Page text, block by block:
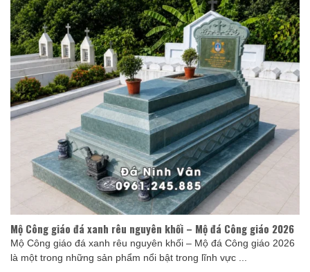
Mộ Công giáo đá xanh rêu nguyên khối – Mộ đá Công giáo 2026
Mộ Công giáo đá xanh rêu nguyên khối – Mộ đá Công giáo 2026
là một trong những sản phẩm nổi bật trong lĩnh vực ...